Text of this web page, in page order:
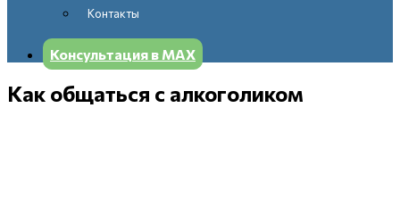
Контакты
Консультация в МАХ
Как общаться с алкоголиком